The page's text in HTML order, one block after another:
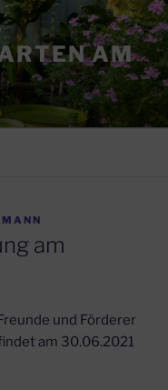
AM
am
und Förderer
am 30.06.2021